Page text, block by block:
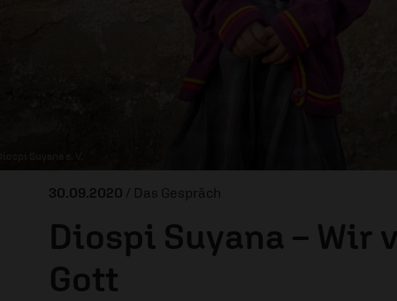
30.09.2020 / Das Gespräch
Diospi Suyana – Wir
Gott